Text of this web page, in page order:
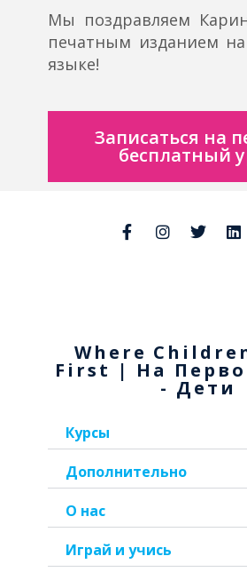
Мы поздравляем
печатным изданием
языке!
Записаться на
бесплатный
Where
First | На
- Дети
Курсы
Дополнительно
О нас
Играй и учись